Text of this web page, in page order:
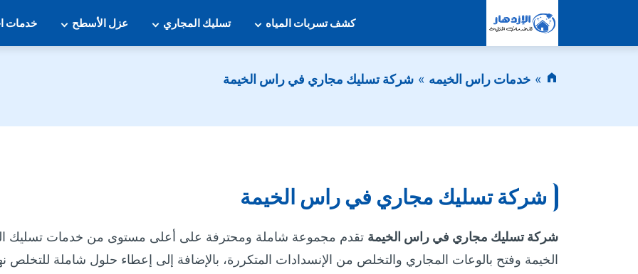
كشف تسربات المياه تسليك المجاري عزل الأسطح خدمات
خدمات راس الخيمه شركة تسليك مجاري في راس الخيمة
شركة تسليك مجاري في راس الخيمة
شركة تسليك مجاري في راس الخيمة تقدم مجموعة شاملة ومحترفة على أعلى مستوى من خدمات تسليك
الخيمة وفتح بالوعات المجاري والتخلص من الإنسدادات المتكررة، بالإضافة إلى إعطاء حلول شاملة للتخلص